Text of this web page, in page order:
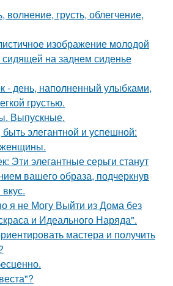
волнение, грусть, облегчение,
изображение молодой
на заднем сиденье
- день, наполненный улыбками,
грустью.
Выпускные.
быть элегантной и успешной:
Эти элегантные серьги станут
вашего образа, подчеркнув
я не Могу Выйти из Дома без
и Идеального Наряда".
мастера и получить